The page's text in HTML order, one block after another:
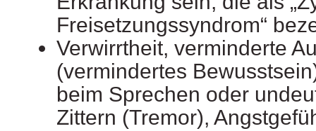
Freisetzungssyndrom“
Verwirrtheit, verminderte
(vermindertes
beim Sprechen oder
Zittern (Tremor),